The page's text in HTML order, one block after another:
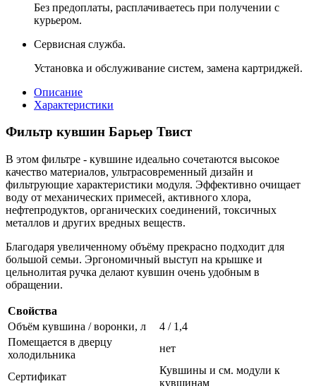
Без предоплаты, расплачиваетесь при получении с
курьером.
Сервисная служба.
Установка и обслуживание систем, замена картриджей.
Описание
Характеристики
Фильтр кувшин Барьер Твист
В этом фильтре - кувшине идеально сочетаются высокое
качество материалов, ультрасовременный дизайн и
фильтрующие характеристики модуля. Эффективно очищает
воду от механических примесей, активного хлора,
нефтепродуктов, органических соединений, токсичных
металлов и других вредных веществ.
Благодаря увеличенному объёму прекрасно подходит для
большой семьи. Эргономичный выступ на крышке и
цельнолитая ручка делают кувшин очень удобным в
обращении.
Свойства
Объём кувшина / воронки, л
4 / 1,4
Помещается в дверцу
холодильника
нет
Сертификат
Кувшины и см. модули к
кувшинам